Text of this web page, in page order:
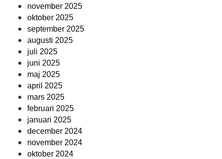
november 2025
oktober 2025
september 2025
augusti 2025
juli 2025
juni 2025
maj 2025
april 2025
mars 2025
februari 2025
januari 2025
december 2024
november 2024
oktober 2024